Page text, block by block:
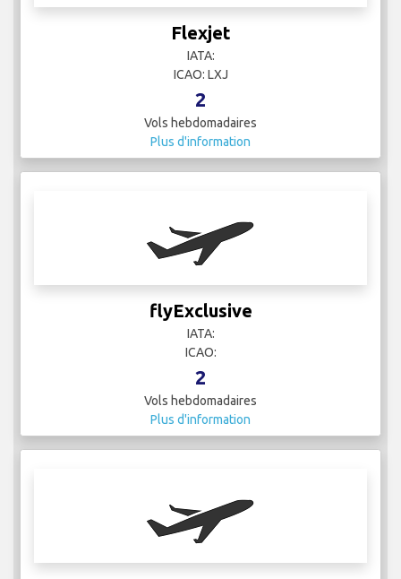
Flexjet
IATA:
ICAO: LXJ
2
Vols hebdomadaires
Plus d'information
flyExclusive
IATA:
ICAO:
2
Vols hebdomadaires
Plus d'information